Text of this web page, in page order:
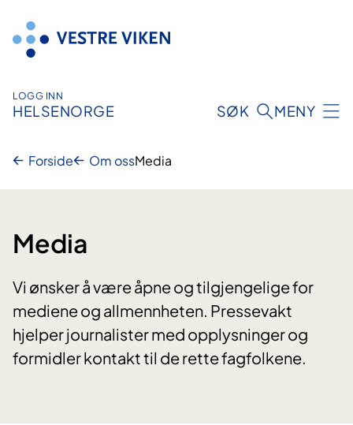
innhold
LOGG INN
HELSENORGE SØK MENY
Forside Om ossMedia
Media
Vi ønsker å være åpne og tilgjengelige for
mediene og allmennheten. Pressevakt
hjelper journalister med opplysninger og
formidler kontakt til de rette fagfolkene.